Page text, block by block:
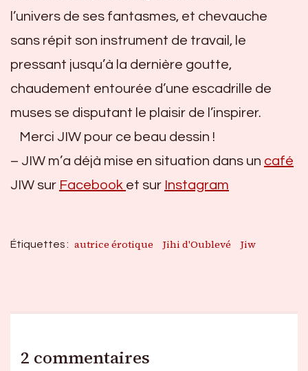
l’univers de ses fantasmes, et chevauche
sans répit son instrument de travail, le
pressant jusqu’à la dernière goutte,
chaudement entourée d’une escadrille de
muses se disputant le plaisir de l’inspirer.
Merci JIW pour ce beau dessin !
– JIW m’a déjà mise en situation dans un café
JIW sur Facebook et sur Instagram
Étiquettes : autrice érotique Jihi d'Oublevé Jiw
2 commentaires